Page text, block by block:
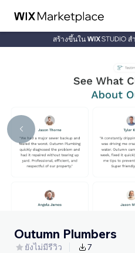
สร้างขึ้นใน ส
Outumn Plumbers
ยังไม่มีรีวิว 7